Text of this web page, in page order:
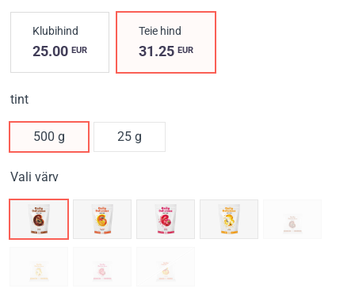
Klubihind
25.00 EUR
Teie hind
31.25EUR
tint
500 g 25 g
Vali värv